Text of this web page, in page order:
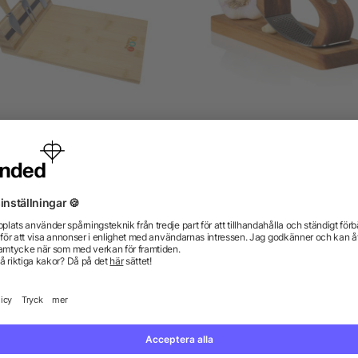
magnetisk ostbricka
och verktyg i bambu
från 116,66 kr
Vi har svaren.